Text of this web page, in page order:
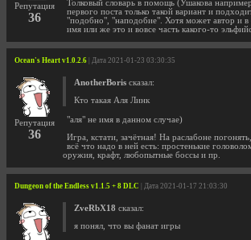
Репутация
36
Толковый словарь в помощь (Ушакова
первого поста только такой вариант и
"подобно", "наподобие". Хотя может автор и в
имя или же это и вовсе часть какого-то
Ocean's Heart v1.0.2.6 | Дата 2021-01-23 03:30:35
Репутация
36
AnotherBoris сказал:
Кто такая Аля Линк
"аля" не имя в данном случае)
Игра, кстати, зачётная! На раслабоне
всё что надо в ней есть: простенькие
оружия, крафт, любопытные боссы и пр.
Dungeon of the Endless v1.1.5 + 8 DLC | Дата 2021-01-17 21:03:30
ZveRbX18 сказал:
я понял, что вы фанат игры